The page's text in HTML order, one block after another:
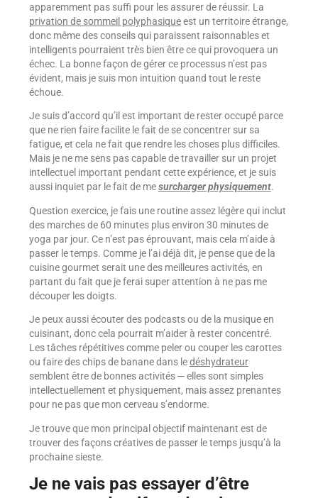
apparemment pas suffi pour les assurer de réussir. La
privation de sommeil polyphasiqueest un territoire étrange,
donc même des conseils qui paraissent raisonnables et
intelligents pourraient très bien être ce qui provoquera un
échec. La bonne façon de gérer ce processus n’est pas
évident, mais je suis mon intuition quand tout le reste
échoue.
Je suis d’accord qu’il est important de rester occupé parce
que ne rien faire facilite le fait de se concentrer sur sa
fatigue, et cela ne fait que rendre les choses plus difficiles.
Mais je ne me sens pas capable de travailler sur un projet
intellectuel important pendant cette expérience, et je suis
aussi inquiet par le fait de mesurcharger physiquement.
Question exercice, je fais une routine assez légère qui inclut
des marches de 60 minutes plus environ 30 minutes de
yoga par jour. Ce n’est pas éprouvant, mais cela m’aide à
passer le temps. Comme je l’ai déjà dit, je pense que de la
cuisine gourmet serait une des meilleures activités, en
partant du fait que je ferai super attention à ne pas me
découper les doigts.
Je peux aussi écouter des podcasts ou de la musique en
cuisinant, donc cela pourrait m’aider à rester concentré.
Les tâches répétitives comme peler ou couper les carottes
ou faire des chips de banane dans ledéshydrateur
semblent être de bonnes activités ─ elles sont simples
intellectuellement et physiquement, mais assez prenantes
pour ne pas que mon cerveau s’endorme.
Je trouve que mon principal objectif maintenant est de
trouver des façons créatives de passer le temps jusqu’à la
prochaine sieste.
Je ne vais pas essayer d’être